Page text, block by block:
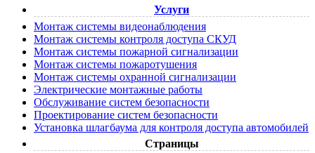
Услуги
Монтаж системы видеонаблюдения
Монтаж системы контроля доступа СКУД
Монтаж системы пожарной сигнализации
Монтаж системы пожаротушения
Монтаж системы охранной сигнализации
Электрические монтажные работы
Обслуживание систем безопасности
Проектирование систем безопасности
Установка шлагбаума для контроля доступа автомобилей
Страницы